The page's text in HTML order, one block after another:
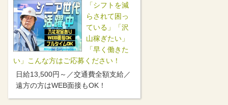
「シフトを減
らされて困っ
ている」「沢
山稼ぎたい」
「早く働きた
い」こんな方はご応募ください！
日給13,500円～／交通費全額支給／
遠方の方はWEB面接もOK！